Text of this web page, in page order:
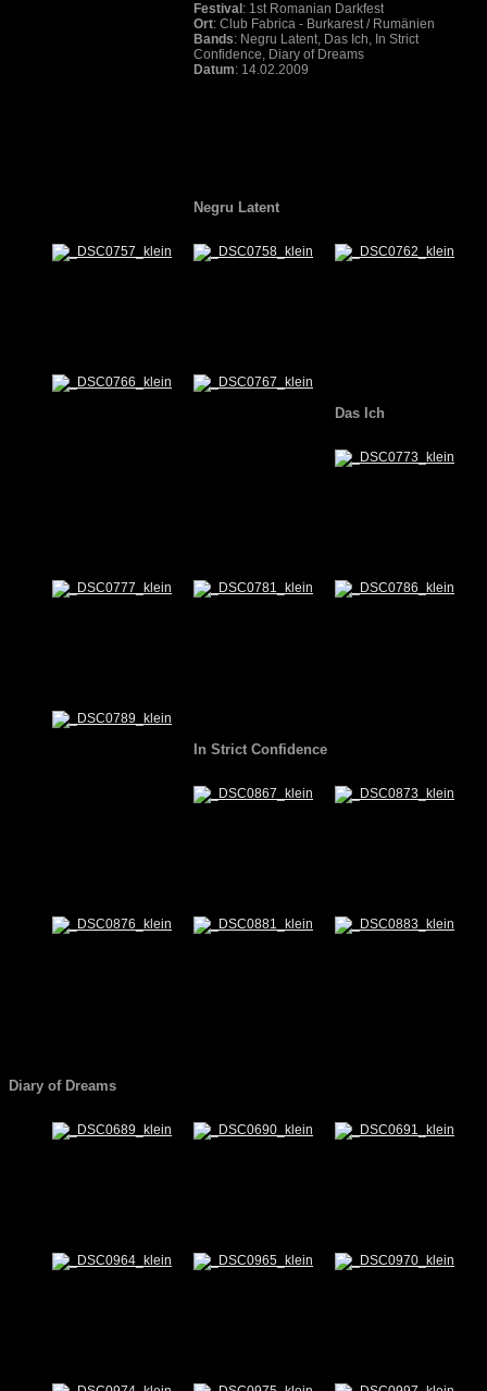
Festival : 1st Romanian Darkfest
Ort: Club Fabrica - Burkarest / Rumänien
Bands: Negru Latent, Das Ich, In Strict
Confidence, Diary of Dreams
Datum: 14.02.2009
Negru Latent
Das Ich
In Strict Confidence
Diary of Dreams